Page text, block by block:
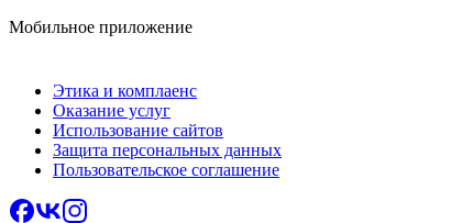
Мобильное приложение
Этика и комплаенс
Оказание услуг
Использование сайтов
Защита персональных данных
Пользовательское соглашение